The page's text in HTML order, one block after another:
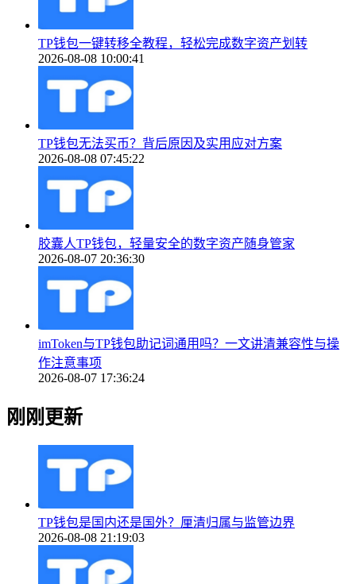
TP钱包一键转移全教程，轻松完成数字资产划转
2026-08-08 10:00:41
TP钱包无法买币？背后原因及实用应对方案
2026-08-08 07:45:22
胶囊人TP钱包，轻量安全的数字资产随身管家
2026-08-07 20:36:30
imToken与TP钱包助记词通用吗？一文讲清兼容性与操
作注意事项
2026-08-07 17:36:24
刚刚更新
TP钱包是国内还是国外？厘清归属与监管边界
2026-08-08 21:19:03